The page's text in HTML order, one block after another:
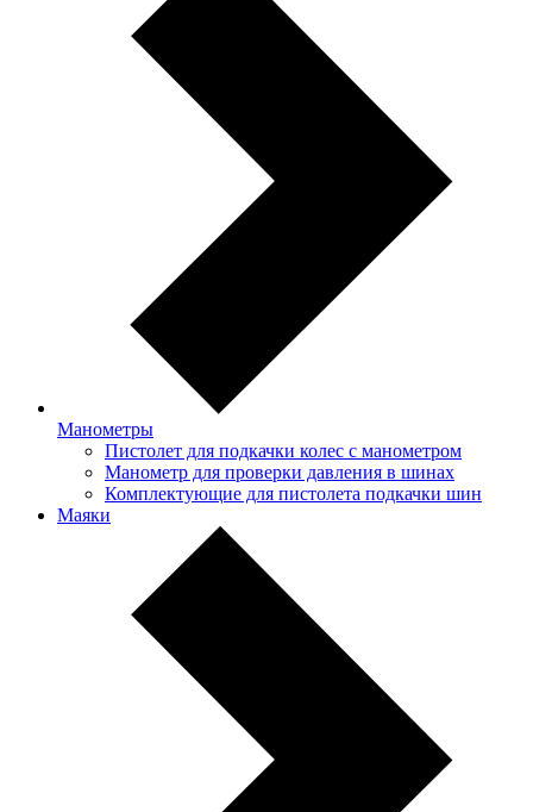
Манометры
Пистолет для подкачки колес с манометром
Манометр для проверки давления в шинах
Комплектующие для пистолета подкачки шин
Маяки